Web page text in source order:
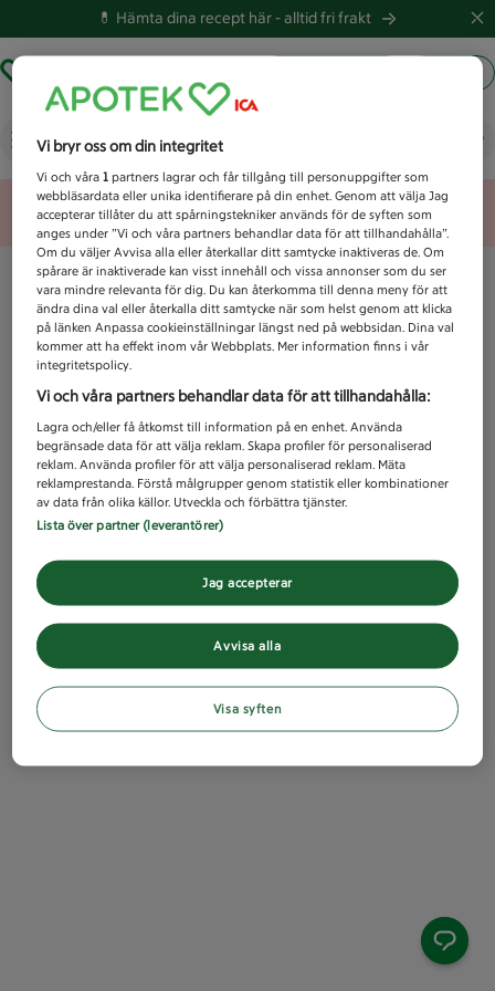
💊 Hämta dina recept här -alltid fri frakt
Vad letar du efter idag?
Unknown error
Vi bryr oss om din integritet
Vi och våra1 partners lagrar och får tillgång till personuppgifter som
webbläsardata eller unika identifierare på din enhet. Genom att välja Jag
accepterar tillåter du att spårningstekniker används för de syften som
anges under ”Vi och våra partners behandlar data för att tillhandahålla”.
Om du väljer Avvisa alla eller återkallar ditt samtycke inaktiveras de. Om
spårare är inaktiverade kan visst innehåll och vissa annonser som du ser
vara mindre relevanta för dig. Du kan återkomma till denna meny för att
ändra dina val eller återkalla ditt samtycke när som helst genom att klicka
på länken Anpassa cookieinställningar längst ned på webbsidan. Dina val
kommer att ha effekt inom vår Webbplats. Mer information finns i vår
integritetspolicy.
Vi och våra partners behandlar data för att tillhandahålla:
Lagra och/eller få åtkomst till information på en enhet. Använda
begränsade data för att välja reklam. Skapa profiler för personaliserad
reklam. Använda profiler för att välja personaliserad reklam. Mäta
reklamprestanda. Förstå målgrupper genom statistik eller kombinationer
av data från olika källor. Utveckla och förbättra tjänster.
Lista över partner (leverantörer)
Avvisa alla
Jag accepterar
Visa syften